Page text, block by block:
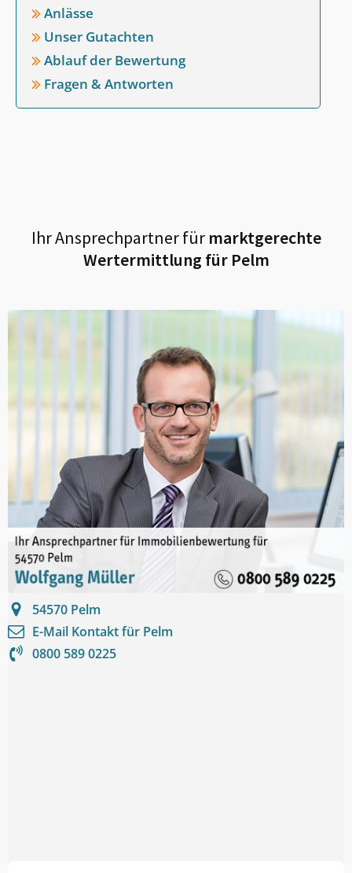
Anlässe
Unser Gutachten
Ablauf der Bewertung
Fragen & Antworten
Ihr Ansprechpartner fürmarktgerechte
Wertermittlung für Pelm
54570 Pelm
E-Mail Kontakt für Pelm
0800 589 0225